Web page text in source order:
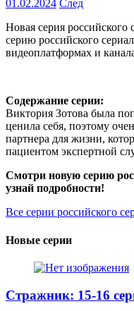
01.02.2024 След
Новая серия
серию российского
видеоплатформах и
Содержание серии:
Виктория Зотова была
ценила себя, поэтому
партнера для жизни,
пациентом экспертной
Смотри новую серию
узнай подробности!
Все серии российского
Новые серии
Стражник: 15-16